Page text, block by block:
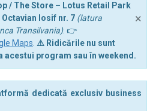
/ The Store – Lotus Retail Park
Iosif nr. 7 (latura
Transilvania). 👉
Maps ⚠️ Ridicările nu sunt
acestui program sau în weekend.
×
dedicată exclusiv business